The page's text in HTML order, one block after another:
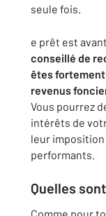
seule fois.
e prêt est
conseillé de
êtes fortement
revenus
Vous pourrez
intérêts de
leur
performants.
Quelles